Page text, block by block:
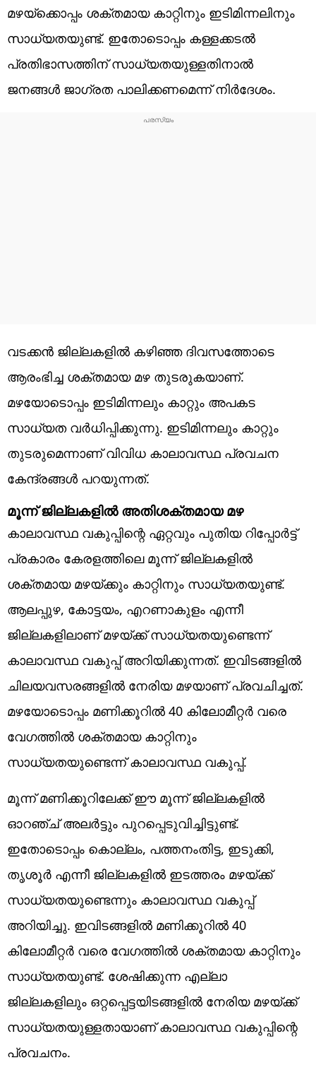
മഴയ്‌ക്കൊപ്പം ശക്തമായ കാറ്റിനും ഇടിമിന്നലിനും
സാധ്യതയുണ്ട്. ഇതോടൊപ്പം കള്ളക്കടല്‍
പ്രതിഭാസത്തിന് സാധ്യതയുള്ളതിനാല്‍
ജനങ്ങള്‍ ജാഗ്രത പാലിക്കണമെന്ന് നിര്‍ദേശം.
വടക്കന്‍ ജില്ലകളില്‍ കഴിഞ്ഞ ദിവസത്തോടെ
ആരംഭിച്ച ശക്തമായ മഴ തുടരുകയാണ്.
മഴയോടൊപ്പം ഇടിമിന്നലും കാറ്റും അപകട
സാധ്യത വര്‍ധിപ്പിക്കുന്നു. ഇടിമിന്നലും കാറ്റും
തുടരുമെന്നാണ് വിവിധ കാലാവസ്ഥ പ്രവചന
കേന്ദ്രങ്ങള്‍ പറയുന്നത്.
മൂന്ന് ജില്ലകളില്‍ അതിശക്തമായ മഴ
കാലാവസ്ഥ വകുപ്പിന്റെ ഏറ്റവും പുതിയ റിപ്പോര്‍ട്ട്
പ്രകാരം കേരളത്തിലെ മൂന്ന് ജില്ലകളില്‍
ശക്തമായ മഴയ്ക്കും കാറ്റിനും സാധ്യതയുണ്ട്.
ആലപ്പുഴ, കോട്ടയം, എറണാകുളം എന്നീ
ജില്ലകളിലാണ് മഴയ്ക്ക് സാധ്യതയുണ്ടെന്ന്
കാലാവസ്ഥ വകുപ്പ് അറിയിക്കുന്നത്. ഇവിടങ്ങളില്‍
ചിലയവസരങ്ങളില്‍ നേരിയ മഴയാണ് പ്രവചിച്ചത്.
മഴയോടൊപ്പം മണിക്കൂറില്‍ 40 കിലോമീറ്റര്‍ വരെ
വേഗത്തില്‍ ശക്തമായ കാറ്റിനും
സാധ്യതയുണ്ടെന്ന് കാലാവസ്ഥ വകുപ്പ്.
മൂന്ന് മണിക്കൂറിലേക്ക് ഈ മൂന്ന് ജില്ലകളില്‍
ഓറഞ്ച് അലര്‍ട്ടും പുറപ്പെടുവിച്ചിട്ടുണ്ട്.
ഇതോടൊപ്പം കൊല്ലം, പത്തനംതിട്ട, ഇടുക്കി,
തൃശൂര്‍ എന്നീ ജില്ലകളില്‍ ഇടത്തരം മഴയ്ക്ക്
സാധ്യതയുണ്ടെന്നും കാലാവസ്ഥ വകുപ്പ്
അറിയിച്ചു. ഇവിടങ്ങളില്‍ മണിക്കൂറില്‍ 40
കിലോമീറ്റര്‍ വരെ വേഗത്തില്‍ ശക്തമായ കാറ്റിനും
സാധ്യതയുണ്ട്. ശേഷിക്കുന്ന എല്ലാ
ജില്ലകളിലും ഒറ്റപ്പെട്ടയിടങ്ങളില്‍ നേരിയ മഴയ്ക്ക്
സാധ്യതയുള്ളതായാണ് കാലാവസ്ഥ വകുപ്പിന്റെ
പ്രവചനം.